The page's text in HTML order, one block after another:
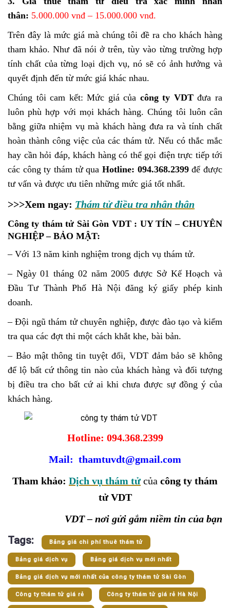
thân: 5.000.000 vnđ – 15.000.000 vnđ.
Trên đây là mức giá mà chúng tôi đề ra cho khách hàng
tham khảo. Như đã nói ở trên, tùy vào từng trường hợp
tính chất của từng loại dịch vụ, nó sẽ có ảnh hưởng và
quyết định đến từ mức giá khác nhau.
Chúng tôi cam kết: Mức giá của công ty VDTđưa ra
luôn phù hợp với mọi khách hàng. Chúng tôi luôn cân
bằng giữa nhiệm vụ mà khách hàng đưa ra và tính chất
hoàn thành công việc của các thám tử. Nếu có thắc mắc
hay cần hỏi đáp, khách hàng có thể gọi điện trực tiếp tới
các công ty thám tử qua Hotline: 094.368.2399để được
tư vấn và được ưu tiên những mức giá tốt nhất.
>>>Xem ngay: Thám tử điều tra nhân thân
Công ty thám tử Sài Gòn VDT : UY TÍN – CHUYÊN
NGHIỆP – BẢO MẬT:
– Với 13 năm kinh nghiệm trong dịch vụ thám tử.
– Ngày 01 tháng 02 năm 2005 được Sở Kế Hoạch và
Đầu Tư Thành Phố Hà Nội đăng ký giấy phép kinh
doanh.
– Đội ngũ thám tử chuyên nghiệp, được đào tạo và kiểm
tra qua các đợt thi một cách khắt khe, bài bản.
– Bảo mật thông tin tuyệt đối, VDT đảm bảo sẽ không
để lộ bất cứ thông tin nào của khách hàng và đối tượng
bị điều tra cho bất cứ ai khi chưa được sự đồng ý của
khách hàng.
Hotline: 094.368.2399
Mail: thamtuvdt@gmail.com
Tham khảo: Dịch vụ thám tử của công ty thám
tử VDT
VDT – nơi gửi gắm niềm tin của bạn
Tags: Bảng giá chi phí thuê thám tử
Bảng giá dịch vụ Bảng giá dịch vụ mới nhất
Bảng giá dịch vụ mới nhất của công ty thám tử Sài Gòn
Công ty thám tử giá rẻ Công ty thám tử giá rẻ Hà Nội